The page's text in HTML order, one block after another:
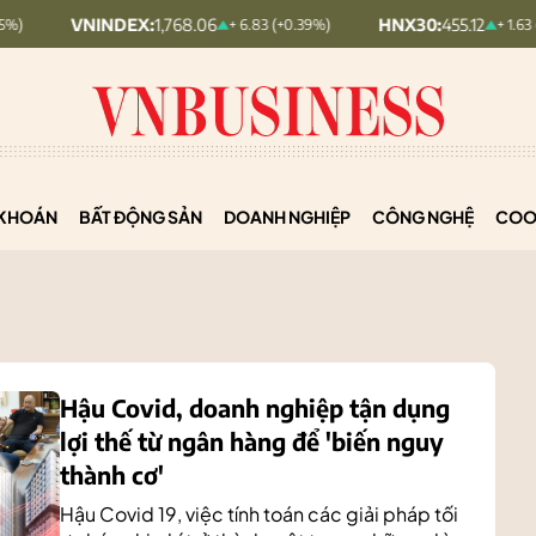
1,768.06 + 6.83 (+0.39%) HNX30: + 1.63 (+0.36%)
BẤT ĐỘNG SẢN DOANH NGHIỆP CÔNG NGHỆ
Hậu Covid, doanh nghiệp tận dụng
lợi thế từ ngân hàng để 'biến nguy
thành cơ'
Hậu Covid 19, việc tính toán các giải pháp tối